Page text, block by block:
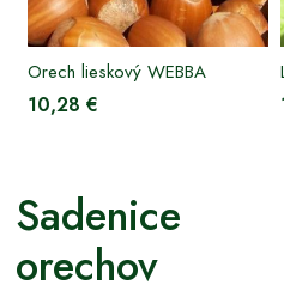
Orech lieskový WEBBA
10,28 €
Sadenice
orechov